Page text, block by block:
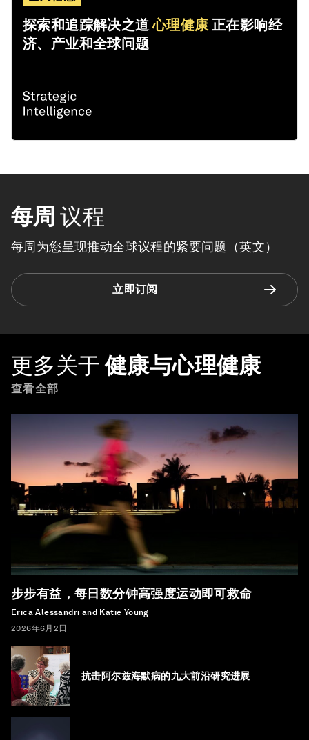
探索和追踪解决之道心理健康正在影响经
济、产业和全球问题
每周 议程
每周为您呈现推动全球议程的紧要问题（英文）
立即订阅
更多关于 健康与心理健康
查看全部
步步有益，每日数分钟高强度运动即可救命
Erica Alessandri and Katie Young
2026年6月2日
抗击阿尔兹海默病的九大前沿研究进展